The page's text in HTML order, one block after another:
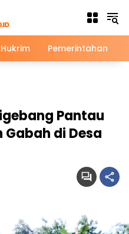
Hukrim Pemerintahan
Pantau
Gabah di Desa